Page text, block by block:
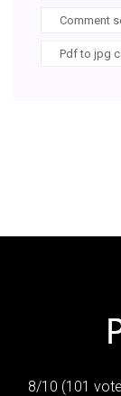
Comment
Pdf to jpg
8/10 (101